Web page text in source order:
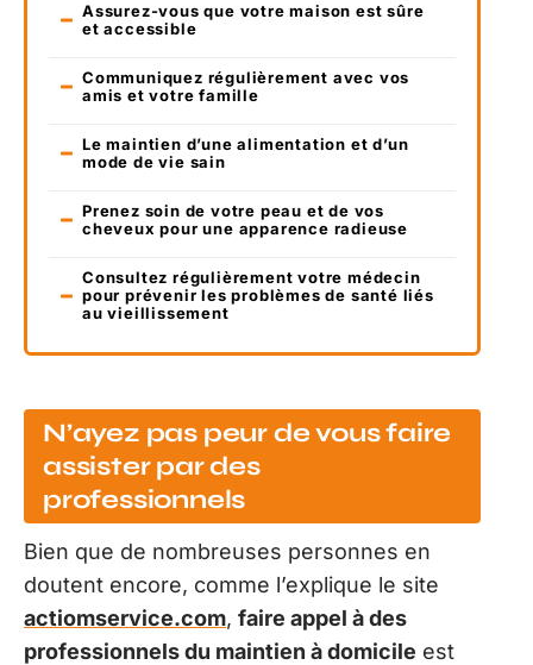
Assurez-vous que votre maison est sûre
et accessible
Communiquez régulièrement avec vos
amis et votre famille
Le maintien d’une alimentation et d’un
mode de vie sain
Prenez soin de votre peau et de vos
cheveux pour une apparence radieuse
Consultez régulièrement votre médecin
pour prévenir les problèmes de santé liés
au vieillissement
N’ayez pas peur de vous faire
assister par des
professionnels
Bien que de nombreuses personnes en
doutent encore, comme l’explique le site
actiomservice.com, faire appel à des
professionnels du maintien à domicile est